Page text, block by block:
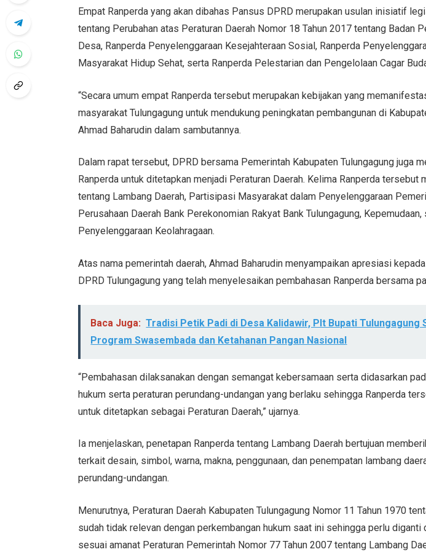
Empat Ranperda yang akan dibahas Pansus DPRD merupakan usulan inisiatif
tentang Perubahan atas Peraturan Daerah Nomor 18 Tahun 2017 tentang Badan
Desa, Ranperda Penyelenggaraan Kesejahteraan Sosial, Ranperda
Masyarakat Hidup Sehat, serta Ranperda Pelestarian dan Pengelolaan Cagar
“Secara umum empat Ranperda tersebut merupakan kebijakan yang
masyarakat Tulungagung untuk mendukung peningkatan pembangunan di
Ahmad Baharudin dalam sambutannya.
Dalam rapat tersebut, DPRD bersama Pemerintah Kabupaten Tulungagung juga
Ranperda untuk ditetapkan menjadi Peraturan Daerah. Kelima Ranperda tersebut
tentang Lambang Daerah, Partisipasi Masyarakat dalam Penyelenggaraan
Perusahaan Daerah Bank Perekonomian Rakyat Bank Tulungagung, Kepemudaan,
Penyelenggaraan Keolahragaan.
Atas nama pemerintah daerah, Ahmad Baharudin menyampaikan apresiasi
DPRD Tulungagung yang telah menyelesaikan pembahasan Ranperda bersama
Baca Juga: Tradisi Petik Padi di Desa Kalidawir, Plt Bupati Tulungagung
Program Swasembada dan Ketahanan Pangan Nasional
“Pembahasan dilaksanakan dengan semangat kebersamaan serta didasarkan
hukum serta peraturan perundang-undangan yang berlaku sehingga Ranperda
untuk ditetapkan sebagai Peraturan Daerah,” ujarnya.
Ia menjelaskan, penetapan Ranperda tentang Lambang Daerah bertujuan
terkait desain, simbol, warna, makna, penggunaan, dan penempatan lambang
perundang-undangan.
Menurutnya, Peraturan Daerah Kabupaten Tulungagung Nomor 11 Tahun 1970
sudah tidak relevan dengan perkembangan hukum saat ini sehingga perlu diganti
sesuai amanat Peraturan Pemerintah Nomor 77 Tahun 2007 tentang Lambang